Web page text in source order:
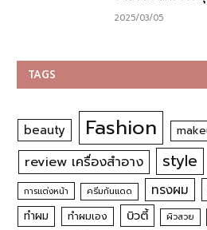
2025/03/05
TAGS
beauty Fashion
review เครื่องสำอาง style
การแต่งหน้า ครีมกันแดด ทรงผม
ทำผม ทำผมเอง บิวตี้ ผิวสวย